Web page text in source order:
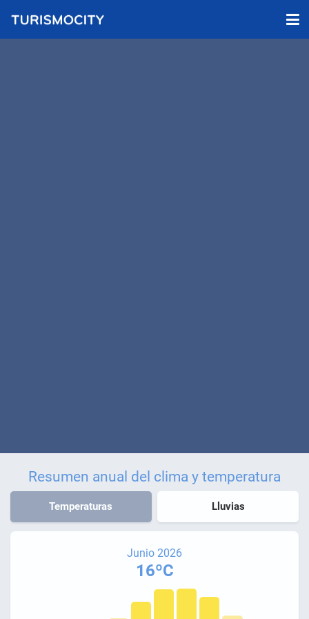
Resumen anual del clima y temperatura
Temperaturas Lluvias
Junio 2026
16ºC